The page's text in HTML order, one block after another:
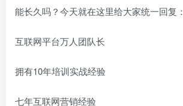
能长久吗？今天就在这里给大家统一回复：
互联网平台万人团队长
拥有10年培训实战经验
七年互联网营销经验